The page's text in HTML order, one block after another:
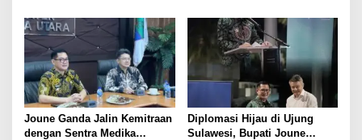
Persyaratan
Joune Ganda Jalin Kemitraan
dengan Sentra Medika
Diplomasi Hijau di Ujung
Sulawesi, Bupati Joune